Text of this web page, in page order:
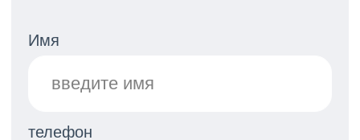
Продолжайте движение на охраняемую